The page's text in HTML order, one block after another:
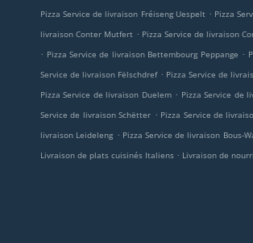
Pizza Service de livraison Fréiseng Uespelt . Pizza
livraison Conter Mutfert . Pizza Service de livraison
. Pizza Service de livraison Bettembourg Peppange .
Service de livraison Fëlschdref . Pizza Service de
Pizza Service de livraison Duelem . Pizza Service de
Service de livraison Schëtter . Pizza Service de
livraison Leideleng . Pizza Service de livraison Bous-
Livraison de plats cuisinés Italiens . Livraison de